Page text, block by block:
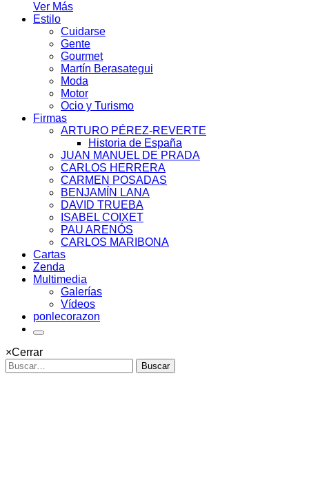
Ver Más
Estilo
Cuidarse
Gente
Gourmet
Martín Berasategui
Moda
Motor
Ocio y Turismo
Firmas
ARTURO PÉREZ-REVERTE
Historia de España
JUAN MANUEL DE PRADA
CARLOS HERRERA
CARMEN POSADAS
BENJAMÍN LANA
DAVID TRUEBA
ISABEL COIXET
PAU ARENÓS
CARLOS MARIBONA
Cartas
Zenda
Multimedia
Galerías
Vídeos
ponlecorazon
×Cerrar
Buscar